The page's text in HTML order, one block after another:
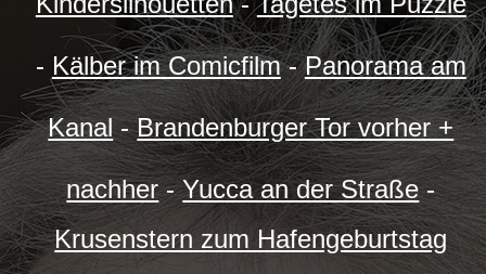
- Kälber im Comicfilm-Panorama am
Kanal-Brandenburger Tor vorher +
nachher-Yucca an der Straße-
Krusenstern zum Hafengeburtstag